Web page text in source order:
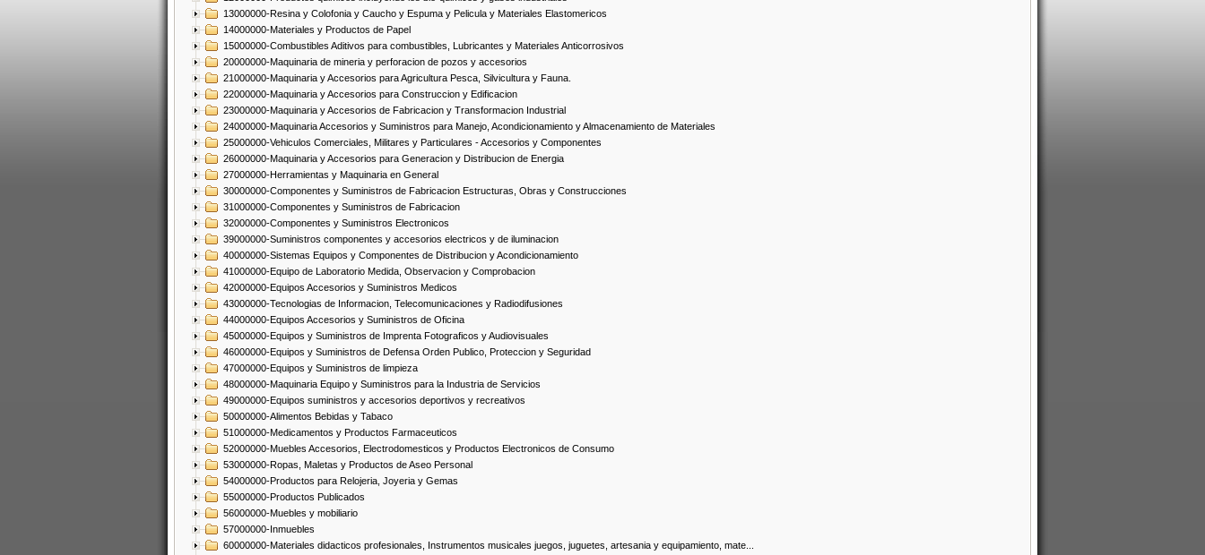
13000000-Resina y Colofonia y Caucho y Espuma y Pelicula y Materiales Elastomericos
14000000-Materiales y Productos de Papel
15000000-Combustibles Aditivos para combustibles, Lubricantes y Materiales Anticorrosivos
20000000-Maquinaria de mineria y perforacion de pozos y accesorios
21000000-Maquinaria y Accesorios para Agricultura Pesca, Silvicultura y Fauna.
22000000-Maquinaria y Accesorios para Construccion y Edificacion
23000000-Maquinaria y Accesorios de Fabricacion y Transformacion Industrial
24000000-Maquinaria Accesorios y Suministros para Manejo, Acondicionamiento y Almacenamiento de Materiales
25000000-Vehiculos Comerciales, Militares y Particulares - Accesorios y Componentes
26000000-Maquinaria y Accesorios para Generacion y Distribucion de Energia
27000000-Herramientas y Maquinaria en General
30000000-Componentes y Suministros de Fabricacion Estructuras, Obras y Construcciones
31000000-Componentes y Suministros de Fabricacion
32000000-Componentes y Suministros Electronicos
39000000-Suministros componentes y accesorios electricos y de iluminacion
40000000-Sistemas Equipos y Componentes de Distribucion y Acondicionamiento
41000000-Equipo de Laboratorio Medida, Observacion y Comprobacion
42000000-Equipos Accesorios y Suministros Medicos
43000000-Tecnologias de Informacion, Telecomunicaciones y Radiodifusiones
44000000-Equipos Accesorios y Suministros de Oficina
45000000-Equipos y Suministros de Imprenta Fotograficos y Audiovisuales
46000000-Equipos y Suministros de Defensa Orden Publico, Proteccion y Seguridad
47000000-Equipos y Suministros de limpieza
48000000-Maquinaria Equipo y Suministros para la Industria de Servicios
49000000-Equipos suministros y accesorios deportivos y recreativos
50000000-Alimentos Bebidas y Tabaco
51000000-Medicamentos y Productos Farmaceuticos
52000000-Muebles Accesorios, Electrodomesticos y Productos Electronicos de Consumo
53000000-Ropas, Maletas y Productos de Aseo Personal
54000000-Productos para Relojeria, Joyeria y Gemas
55000000-Productos Publicados
56000000-Muebles y mobiliario
57000000-Inmuebles
60000000-Materiales didacticos profesionales, Instrumentos musicales juegos, juguetes, artesania y equipamiento, mate...